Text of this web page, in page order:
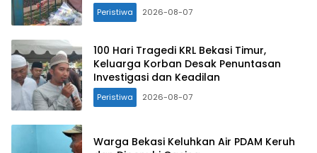
Peristiwa 2026-08-07
100 Hari Tragedi KRL Bekasi Timur,
Keluarga Korban Desak Penuntasan
Investigasi dan Keadilan
Peristiwa 2026-08-07
Warga Bekasi Keluhkan Air PDAM Keruh